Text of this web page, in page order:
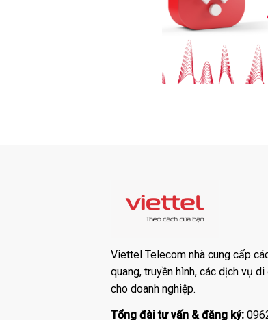
Viettel Telecom nhà cung cấp
quang, truyền hình, các dịch vụ
cho doanh nghiệp.
Tổng đài tư vấn & đăng ký: